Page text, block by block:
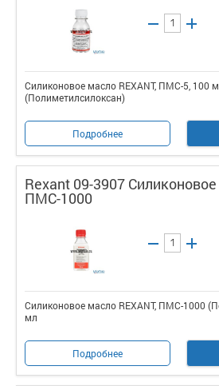
Силиконовое масло REXANT, ПМС-5, 100
(Полиметилсилоксан)
Подробнее
Rexant 09-3907
ПМС-1000
Силиконовое масло REXANT, ПМС-1000
мл
Подробнее